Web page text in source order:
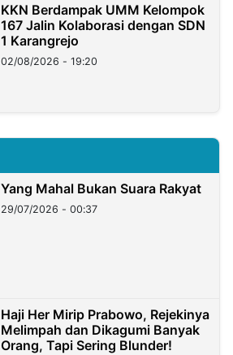
KKN Berdampak UMM Kelompok
167 Jalin Kolaborasi dengan SDN
1 Karangrejo
02/08/2026 - 19:20
Yang Mahal Bukan Suara Rakyat
29/07/2026 - 00:37
Haji Her Mirip Prabowo, Rejekinya
Melimpah dan Dikagumi Banyak
Orang, Tapi Sering Blunder!